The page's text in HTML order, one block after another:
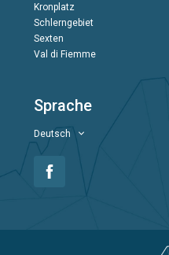
Kronplatz
Schlerngebiet
Sexten
Val di Fiemme
Sprache
Deutsch